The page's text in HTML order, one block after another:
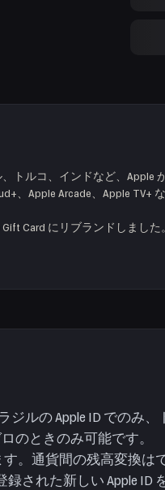
ルコ、インドなど、Apple
、Apple Arcade、Apple
Card にリブランドしまし
ルの Apple ID でのみ
のときのみ可能です。
。通貨間の残高変換は
された新しい Apple ID